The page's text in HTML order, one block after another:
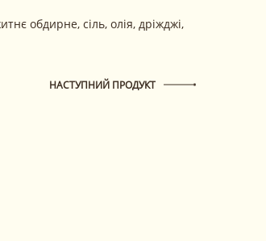
обдирне, сіль, олія, дріжджі,
НАСТУПНИЙ ПРОДУКТ